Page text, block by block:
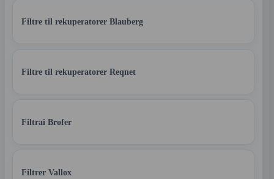
Filtre til rekuperatorer Blauberg
Filtre til rekuperatorer Reqnet
Filtrai Brofer
Filtrer Vallox